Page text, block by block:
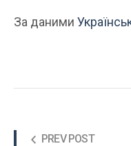
За даними
PREV POST